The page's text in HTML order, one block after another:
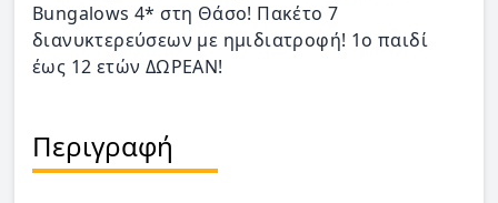
Bungalows 4* στη Θάσο! Πακέτο 7
διανυκτερεύσεων με ημιδιατροφή! 1ο παιδί
έως 12 ετών ΔΩΡΕΑΝ!
Περιγραφή